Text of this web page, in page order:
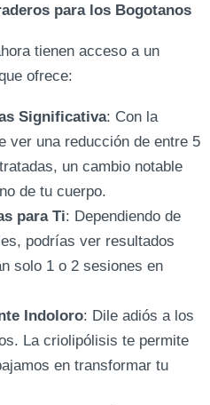
para los Bogotanos
tienen acceso a un
ofrece:
Significativa: Con la
ver una reducción de entre 5
un cambio notable
de tu cuerpo.
para Ti: Dependiendo de
podrías ver resultados
solo 1 o 2 sesiones en
Indoloro: Dile adiós a los
La criolipólisis te permite
en transformar tu